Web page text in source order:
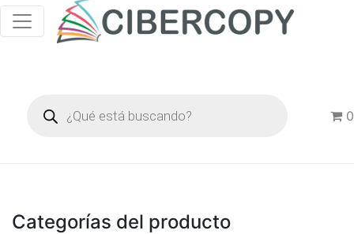
productos
0
Categorías del producto